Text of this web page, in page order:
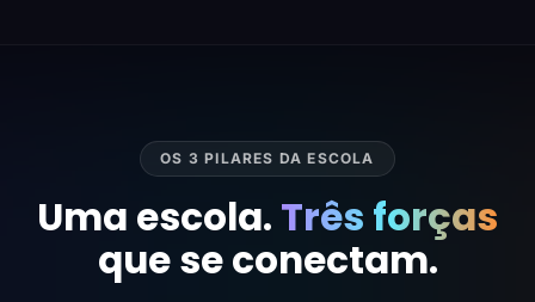
OS 3 PILARES DA ESCOLA
Uma escola. Três forças
que se conectam.